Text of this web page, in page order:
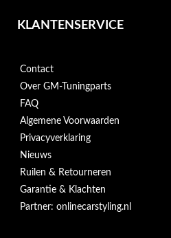
KLANTENSERVICE
Contact
Over GM-Tuningparts
FAQ
Algemene Voorwaarden
Privacyverklaring
Nieuws
Ruilen & Retourneren
Garantie & Klachten
Partner: onlinecarstyling.nl